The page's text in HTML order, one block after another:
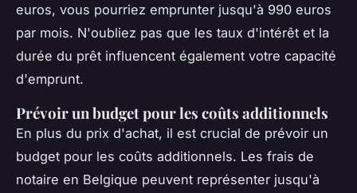
euros, vous pourriez emprunter jusqu'à 990 euros
par mois. N'oubliez pas que les taux d'intérêt et la
durée du prêt influencent également votre capacité
d'emprunt.
Prévoir un budget pour les coûts additionnels
En plus du prix d'achat, il est crucial de prévoir un
budget pour les coûts additionnels. Les frais de
notaire en Belgique peuvent représenter jusqu'à